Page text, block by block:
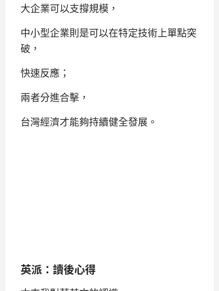
大企業可以支撐規模，
中小型企業則是可以在特定技術上單點突
破，
快速反應；
兩者分進合擊，
台灣經濟才能夠持續健全發展。
英派：讀後心得